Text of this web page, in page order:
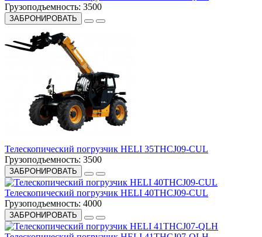
Грузоподъемность: 3500
ЗАБРОНИРОВАТЬ
Телескопический погрузчик HELI 35THCJ09-CUL
Грузоподъемность: 3500
ЗАБРОНИРОВАТЬ
Телескопический погрузчик HELI 40THCJ09-CUL
Грузоподъемность: 4000
ЗАБРОНИРОВАТЬ